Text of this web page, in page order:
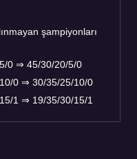
şampiyonları
0 ⇒ 45/30/20/5/0
0 ⇒ 30/35/25/10/0
1 ⇒ 19/35/30/15/1